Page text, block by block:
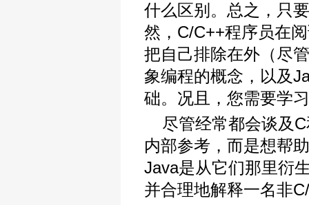
什么区别。总之，只
然，C/C++程序员在
把自己排除在外（尽
象编程的概念，以及
础。况且，您需要学
尽管经常都会谈及
内部参考，而是想帮
Java是从它们那里衍
并合理地解释一名非